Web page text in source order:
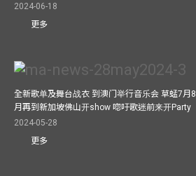
2024-06-18
更多
全新歌单及舞台战衣 到澳门举行音乐会 草蜢7月8
月再到新加坡佛山开show 唿吁歌迷前来开Party
2024-05-28
更多